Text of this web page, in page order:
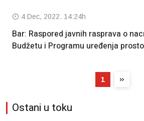
4 Dec, 2022. 14:24h
Bar: Raspored javnih rasprava o
Budžetu i Programu uređenja
1
Ostani u toku